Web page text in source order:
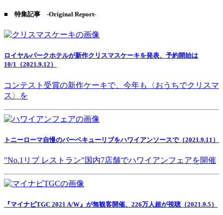
■ 特集記事 -Original Report-
ロイヤルパークホテルが新作クリスマスケーキを発表、予約開始は
10/1（2021.9.12）
コンテスト受賞の新作ケーキで、今年も〈おうちでクリスマ
ス〉を
トニーローマ自慢のバーベキューリブをハワイアンソースで（2021.9.11）
"No.1リブ レストラン"国内7店舗でハワイアンフェアを開催
『マイナビTGC 2021 A/W』が無観客開催、226万人超が視聴（2021.9.5）